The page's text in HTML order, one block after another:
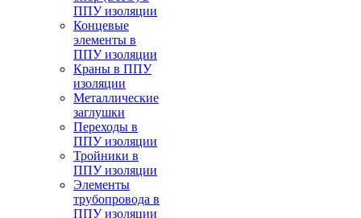
ППУ изоляции
Концевые
элементы в
ППУ изоляции
Краны в ППУ
изоляции
Металлические
заглушки
Переходы в
ППУ изоляции
Тройники в
ППУ изоляции
Элементы
трубопровода в
ППУ изоляции